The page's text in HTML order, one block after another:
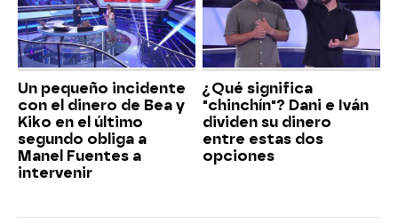
Un pequeño incidente
con el dinero de Bea y
Kiko en el último
segundo obliga a
Manel Fuentes a
intervenir
¿Qué significa
"chinchín"? Dani e Iván
dividen su dinero
entre estas dos
opciones